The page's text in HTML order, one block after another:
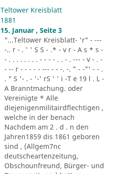
Teltower Kreisblatt
1881
15. Januar , Seite 3
"...Teltower Kreisblatt- 'r" - ---
-.. r - . ' ' S S - .* - v r - A s * s -
- . . . . . . . . - - - - . . - . --- - v - . -
- -- r - - - - - --- - - -. -. " - -"' - - .
. " S '- . - '-' rS ' ' i -T e 19 l . L -
A Branntmachung. oder
Vereinigte * Alle
diejenigenmilitairdflechtigen ,
welche in der benach
Nachdem am 2 . d . n den
Jahren1859 dis 1861 geboren
sind , (Allgem7nc
deutscheartenzeitung,
Obschounfreund, Bürger- und